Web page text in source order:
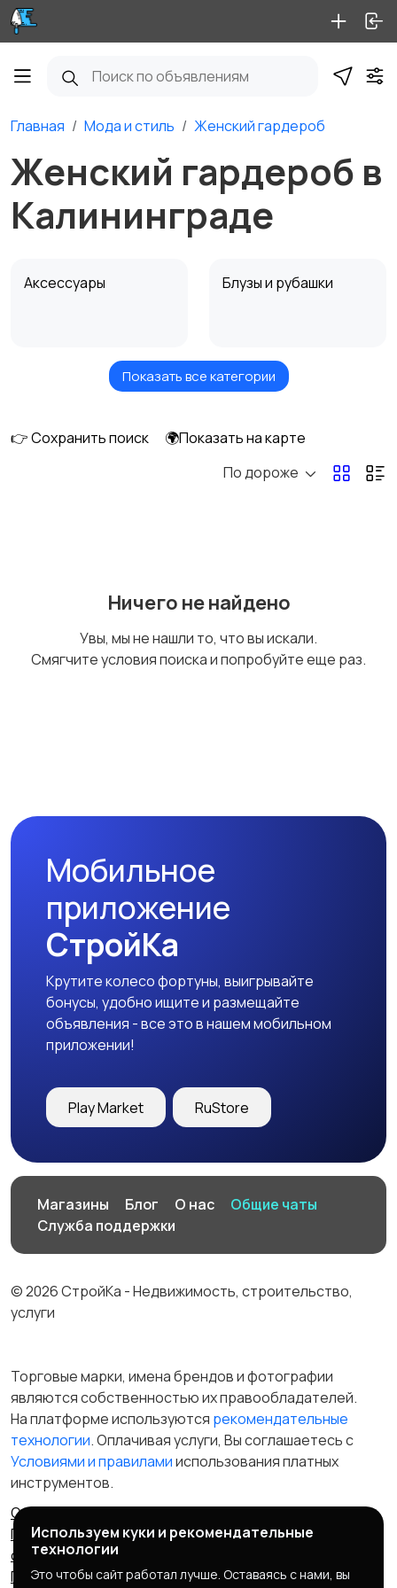
Главная Мода и стиль Женский гардероб
Женский гардероб в
Калининграде
Аксессуары Блузы и рубашки
Будущим мамам Верхняя одежда
Домашняя одежда
Футболки и топы Штаны и шорты
Другое
Показать все категории
👉 Сохранить поиск
🌍Показать на карте
По дороже
Ничего не найдено
Увы, мы не нашли то, что вы искали.
Смягчите условия поиска и попробуйте еще раз.
Мобильное
приложение
СтройКа
Крутите колесо фортуны, выигрывайте
бонусы, удобно ищите и размещайте
объявления - все это в нашем мобильном
приложении!
Play Market RuStore
Магазины Блог О нас
Общие чаты
Служба поддержки
© 2026 СтройКа - Недвижимость, строительство,
услуги
Торговые марки, имена брендов и фотографии
являются собственностью их правообладателей.
На платформе используются рекомендательные
технологии. Оплачивая услуги, Вы соглашаетесь c
Условиями и правиламииспользования платных
инструментов.
Отказ от ответственности
Правила сервиса
Политика конфиденциальности
Пользовательское
соглашение
Запрещенные товары/услуги
Правообладателям
Партнерская программа
Используем куки и рекомендательные
технологии
Это чтобы сайт работал лучше. Оставаясь с нами, вы